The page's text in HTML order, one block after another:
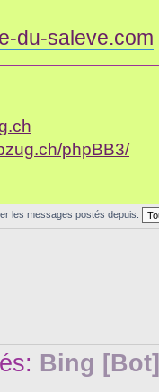
du-saleve.com
phpBB3/
les messages postés depuis:
Bing [Bot]